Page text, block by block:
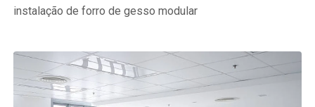
instalação de forro de gesso modular